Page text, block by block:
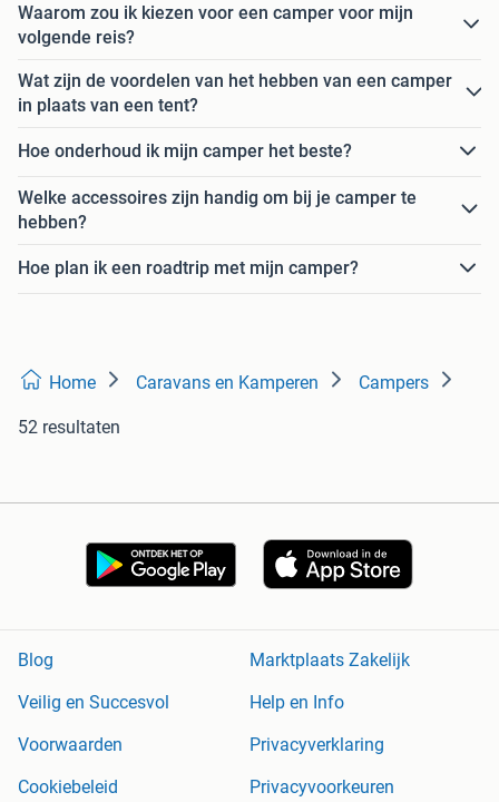
Waarom zou ik kiezen voor een camper voor mijn
volgende reis?
Wat zijn de voordelen van het hebben van een camper
in plaats van een tent?
Hoe onderhoud ik mijn camper het beste?
Welke accessoires zijn handig om bij je camper te
hebben?
Hoe plan ik een roadtrip met mijn camper?
Home Caravans en Kamperen Campers
52 resultaten
Blog
Marktplaats Zakelijk
Veilig en Succesvol
Help en Info
Voorwaarden
Privacyverklaring
Cookiebeleid
Privacyvoorkeuren